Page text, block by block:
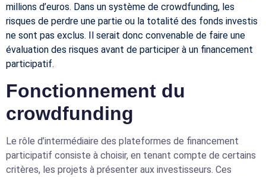
millions d’euros. Dans un système de crowdfunding, les
risques de perdre une partie ou la totalité des fonds investis
ne sont pas exclus. Il serait donc convenable de faire une
évaluation des risques avant de participer à un financement
participatif.
Fonctionnement du
crowdfunding
Le rôle d’intermédiaire des plateformes de financement
participatif consiste à choisir, en tenant compte de certains
critères, les projets à présenter aux investisseurs. Ces